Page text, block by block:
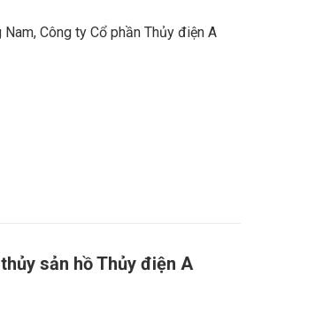
Công ty Cổ phần Thủy điện A
sản hồ Thủy điện A